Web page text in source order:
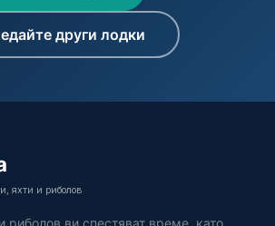
други лодки
яхти и риболов
риболов ви спестяват време, като